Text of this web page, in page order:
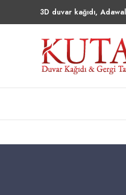
3D duvar kağıdı,